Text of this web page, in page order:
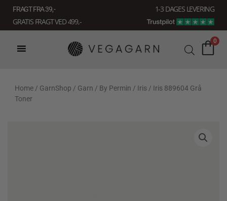
indholdet
FRAGT FRA 39, -
1-3 DAGES LEVERING
GRATIS FRAGT VED 499,-
0
Home / GarnShop / Garn / By Permin / Iris / Iris 889604 Grå
Toner